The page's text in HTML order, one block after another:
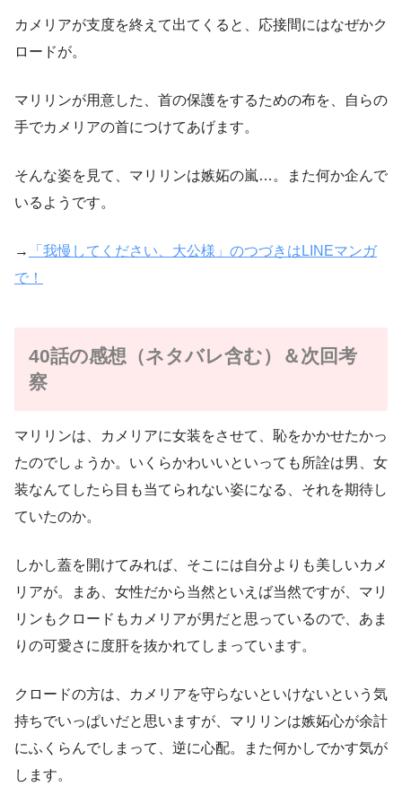
カメリアが支度を終えて出てくると、応接間にはなぜかク
ロードが。
マリリンが用意した、首の保護をするための布を、自らの
手でカメリアの首につけてあげます。
そんな姿を見て、マリリンは嫉妬の嵐…。また何か企んで
いるようです。
→
「我慢してください、大公様」のつづきはLINEマンガ
で！
40話の感想（ネタバレ含む）＆次回考
察
マリリンは、カメリアに女装をさせて、恥をかかせたかっ
たのでしょうか。いくらかわいいといっても所詮は男、女
装なんてしたら目も当てられない姿になる、それを期待し
ていたのか。
しかし蓋を開けてみれば、そこには自分よりも美しいカメ
リアが。まあ、女性だから当然といえば当然ですが、マリ
リンもクロードもカメリアが男だと思っているので、あま
りの可愛さに度肝を抜かれてしまっています。
クロードの方は、カメリアを守らないといけないという気
持ちでいっぱいだと思いますが、マリリンは嫉妬心が余計
にふくらんでしまって、逆に心配。また何かしでかす気が
します。